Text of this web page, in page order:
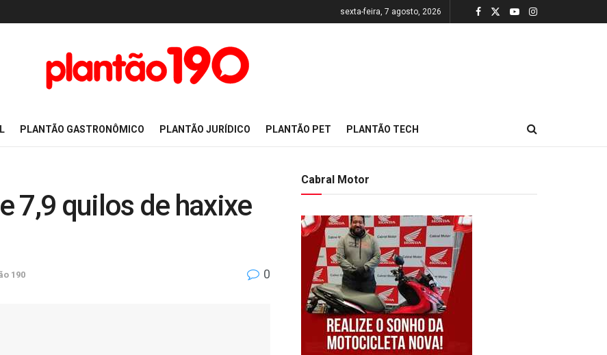
sexta-feira, 7 agosto, 2026
PLANTÃO GASTRONÔMICO PLANTÃO JURÍDICO PLANTÃO PET PLANTÃO TECH
7,9 quilos de haxixe
190 0
Cabral Motor